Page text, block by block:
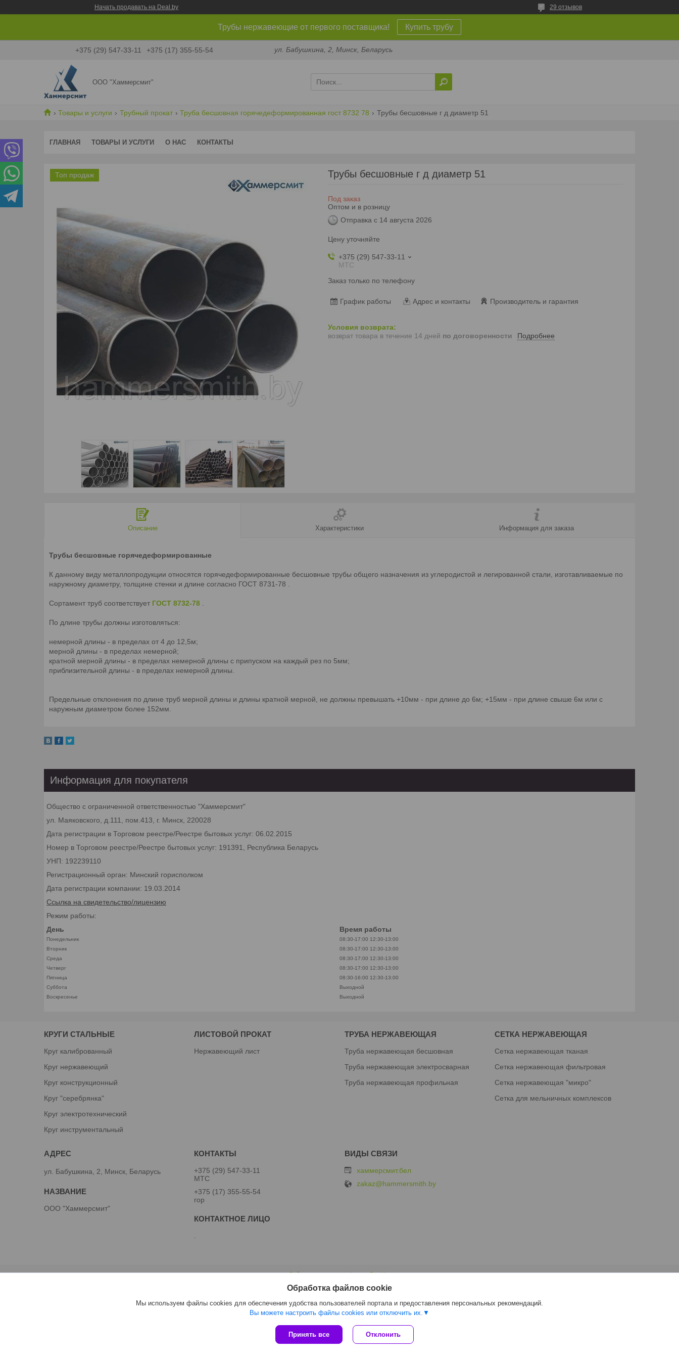
Начать продавать на Deal.by 29 отзывов
Трубы нержавеющие от первого поставщика! Купить трубу
+375 (29) 547-33-11 +375 (17) 355-55-54 ул. Бабушкина, 2, Минск, Беларусь
ООО "Хаммерсмит"
Товары и услуги Трубный прокат Труба бесшовная горячедеформированная гост 8732 78 Трубы бесшовные г д диаметр 51
ГЛАВНАЯ ТОВАРЫ И УСЛУГИ О НАС КОНТАКТЫ
Топ продаж Трубы бесшовные г д диаметр 51
Под заказ
Оптом и в розницу
Отправка с 14 августа 2026
Цену уточняйте
+375 (29) 547-33-11
МТС
Заказ только по телефону
График работы Адрес и контакты Производитель и гарантия
возврат товара в течение 14 дней по договоренности Подробнее
Описание Характеристики Информация для заказа
Трубы бесшовные горячедеформированные
К данному виду металлопродукции относятся горячедеформированные бесшовные трубы общего назначения из углеродистой и легированной стали, изготавливаемые по
наружному диаметру, толщине стенки и длине согласно ГОСТ 8731-78 .
Сортамент труб соответствует ГОСТ 8732-78
По длине трубы должны изготовляться:
немерной длины - в пределах от 4 до 12,5м;
мерной длины - в пределах немерной;
кратной мерной длины - в пределах немерной длины с припуском на каждый рез по 5мм;
приблизительной длины - в пределах немерной длины.
Предельные отклонения по длине труб мерной длины и длины кратной мерной, не должны превышать +10мм - при длине до 6м; +15мм - при длине свыше 6м или с
наружным диаметром более 152мм.
Информация для покупателя
Общество с ограниченной ответственностью "Хаммерсмит"
ул. Маяковского, д.111, пом.413, г. Минск, 220028
Дата регистрации в Торговом реестре/Реестре бытовых услуг: 06.02.2015
Номер в Торговом реестре/Реестре бытовых услуг: 191391, Республика Беларусь
УНП: 192239110
Регистрационный орган: Минский горисполком
Дата регистрации компании: 19.03.2014
Ссылка на свидетельство/лицензию
Режим работы:
День
Время работы
Понедельник 08:30-17:00 12:30-13:00
Вторник
08:30-17:00 12:30-13:00
Среда
08:30-17:00 12:30-13:00
Четверг
08:30-17:00 12:30-13:00
Пятница
08:30-16:00 12:30-13:00
Суббота
Выходной
Воскресенье
Выходной
КРУГИ СТАЛЬНЫЕ
Круг калиброванный
Круг нержавеющий
Круг конструкционный
Круг "серебрянка"
Круг электротехнический
Круг инструментальный
ЛИСТОВОЙ ПРОКАТ
Нержавеющий лист
ТРУБА НЕРЖАВЕЮЩАЯ
Труба нержавеющая бесшовная
Труба нержавеющая электросварная
Труба нержавеющая профильная
СЕТКА НЕРЖАВЕЮЩАЯ
Сетка нержавеющая тканая
Сетка нержавеющая фильтровая
Сетка нержавеющая "микро"
Сетка для мельничных комплексов
ул. Бабушкина, 2, Минск, Беларусь
ООО "Хаммерсмит"
+375 (29) 547-33-11
МТС
+375 (17) 355-55-54
гор
хаммерсмит.бел
zakaz@hammersmith.by
Сайт создан на платформе Deal.by
Политика обработки файлов cookies
Обработка файлов cookie
Мы используем файлы cookies для обеспечения удобства пользователей портала и предоставления персональных рекомендаций.
Вы можете настроить файлы cookies или отключить их.
Принять все Отклонить
ООО "Хаммерсмит" | Пожаловаться на контент
Select Language ▼